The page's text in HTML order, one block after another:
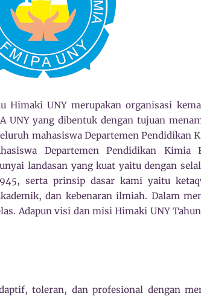
Himaki UNY merupakan organisasi
UNY yang dibentuk dengan tujuan
mahasiswa Departemen Pendidikan
Departemen Pendidikan Kimia
landasan yang kuat yaitu dengan
serta prinsip dasar kami yaitu
dan kebenaran ilmiah. Dalam
Adapun visi dan misi Himaki UNY
toleran, dan profesional dengan